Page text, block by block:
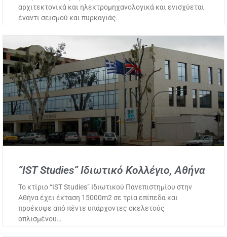
αρχιτεκτονικά και ηλεκτρομηχανολογικά και ενισχύεται
έναντι σεισμού και πυρκαγιάς.
“IST Studies” Ιδιωτικό Κολλέγιο, Αθήνα
Το κτίριο “IST Studies” Ιδιωτικού Πανεπιστημίου στην
Αθήνα έχει έκταση 15000m2 σε τρία επίπεδα και
προέκυψε από πέντε υπάρχοντες σκελετούς
οπλισμένου…